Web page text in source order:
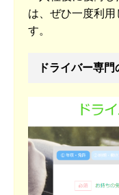
は、ぜひ一度利用
す。
ドライバー専